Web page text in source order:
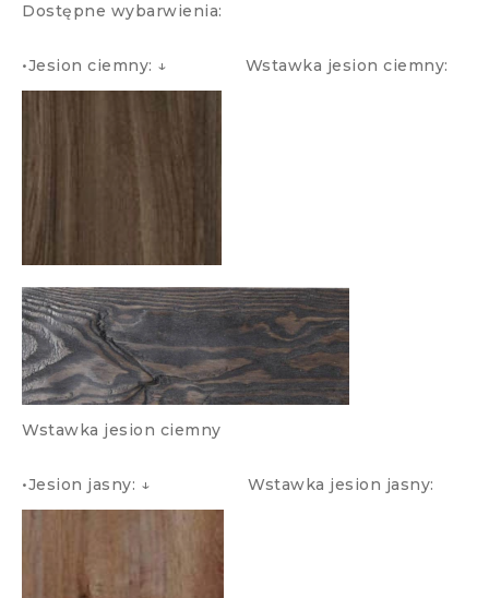
Dostępne wybarwienia:
•Jesion ciemny: ↓ Wstawka jesion ciemny:
Wstawka jesion ciemny
•Jesion jasny: ↓ Wstawka jesion jasny: